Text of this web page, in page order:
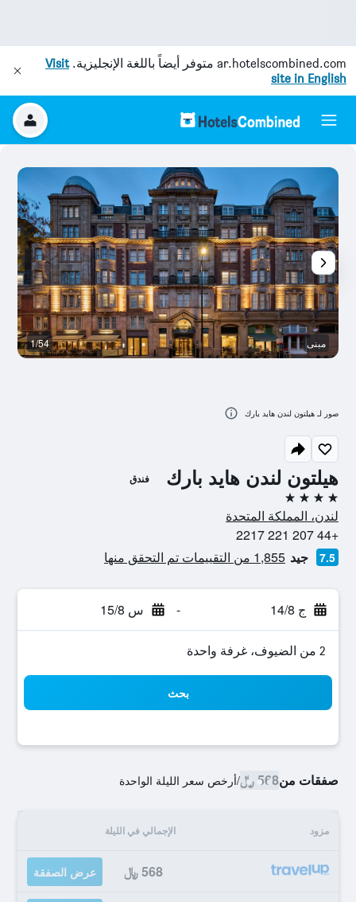
ar.hotelscombined.com متوفر أيضاً باللغة الإنجليزية.Visit
site in English
هيلتون لندن هايد بارك فندق
4 نجوم
لندن، المملكة المتحدة
+44 207 221 2217
7.5 جيد 1,855 من التقييمات تم التحقق منها
ج 14/8 - س 15/8
2 من الضيوف، غرفة واحدة
بحث
صفقات من568 ﷼ /أرخص سعر الليلة الواحدة
مزود الإجمالي في الليلة
568 ﷼ عرض الصفقة
مبنى 1/54
صور لـ هيلتون لندن هايد بارك